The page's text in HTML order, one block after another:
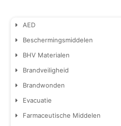
AED
Beschermingsmiddelen
BHV Materialen
Brandveiligheid
Brandwonden
Evacuatie
Farmaceutische Middelen